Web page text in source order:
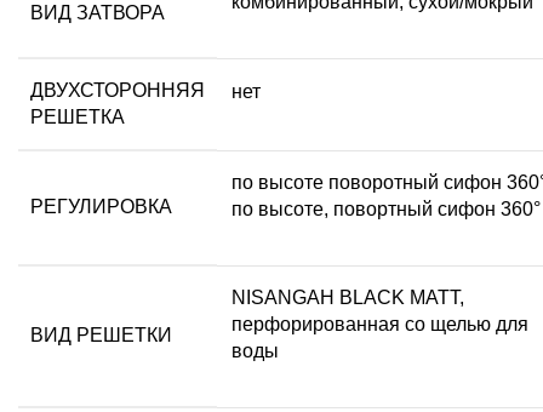
ВИД ЗАТВОРА
ДВУХСТОРОННЯЯ
РЕШЕТКА
нет
РЕГУЛИРОВКА
по высоте поворотный сифон
по высоте, повортный сифон 360°
ВИД РЕШЕТКИ
NISANGAH BLACK MATT,
перфорированная со щелью для
воды